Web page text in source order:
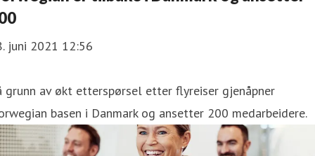
juni 2021 12:56
grunn av økt etterspørsel etter flyreiser gjenåpner
basen i Danmark og ansetter 200 medarbeidere.